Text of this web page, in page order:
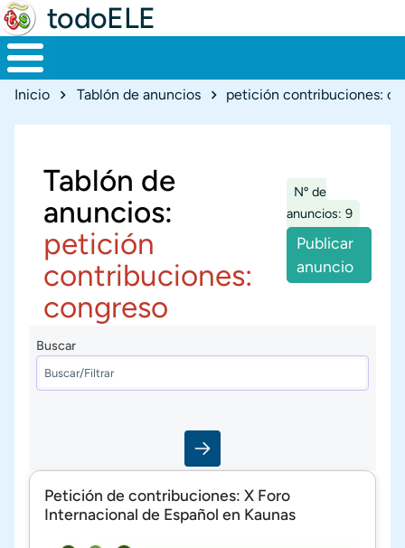
todoELE
Ruta de navegación
Inicio Tablón de anuncios petición contribuciones:
Tablón de
anuncios:
petición
contribuciones:
congreso
Nº de
anuncios: 9
Publicar
anuncio
Buscar
Petición de contribuciones: X Foro
Internacional de Español en Kaunas